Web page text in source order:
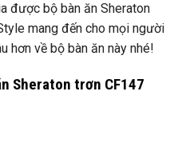
được bộ bàn ăn Sheraton
mang đến cho mọi người
hơn về bộ bàn ăn này nhé!
Sheraton trơn CF147